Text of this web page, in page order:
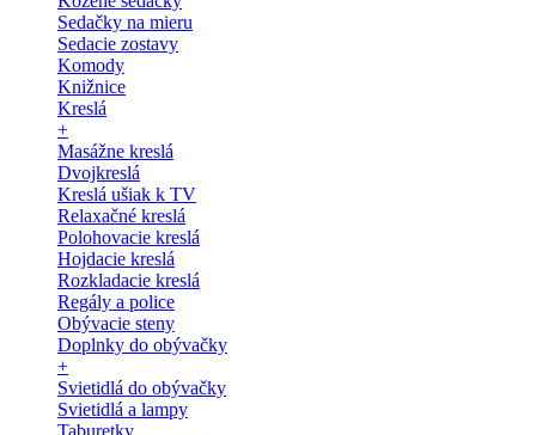
Sedačky na mieru
Sedacie zostavy
Komody
Knižnice
Kreslá
+
Masážne kreslá
Dvojkreslá
Kreslá ušiak k TV
Relaxačné kreslá
Polohovacie kreslá
Hojdacie kreslá
Rozkladacie kreslá
Regály a police
Obývacie steny
Doplnky do obývačky
+
Svietidlá do obývačky
Svietidlá a lampy
Taburetky